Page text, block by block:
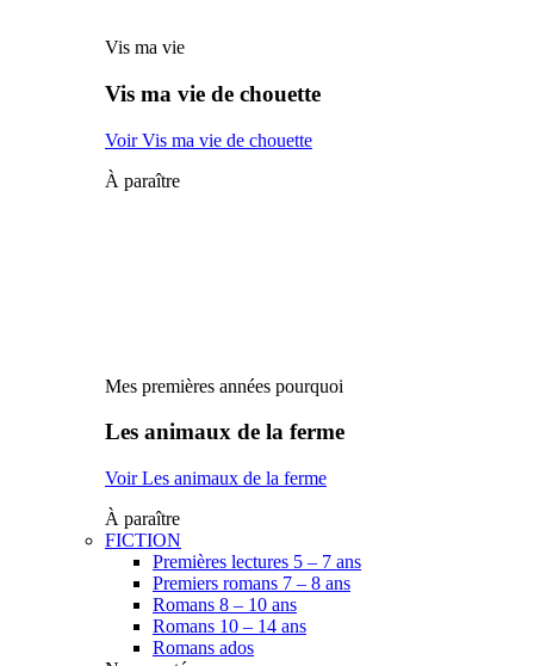
Vis ma vie
Vis ma vie de chouette
Voir Vis ma vie de chouette
À paraître
Mes premières années pourquoi
Les animaux de la ferme
Voir Les animaux de la ferme
À paraître
FICTION
Premières lectures 5 – 7 ans
Premiers romans 7 – 8 ans
Romans 8 – 10 ans
Romans 10 – 14 ans
Romans ados